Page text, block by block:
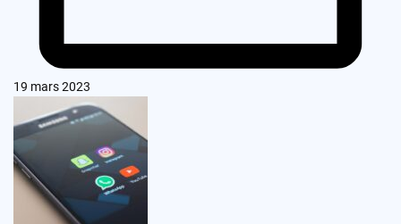
19 mars 2023